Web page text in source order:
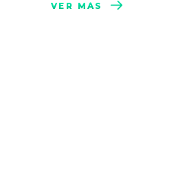
VER MÁS